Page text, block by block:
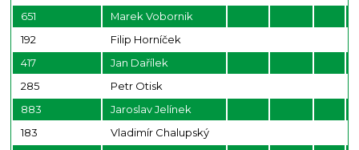
651
Marek Vobornik
192
Filip Horníček
417
Jan Dařílek
285
Petr Otisk
883
Jaroslav Jelínek
183
Vladimír Chalupský